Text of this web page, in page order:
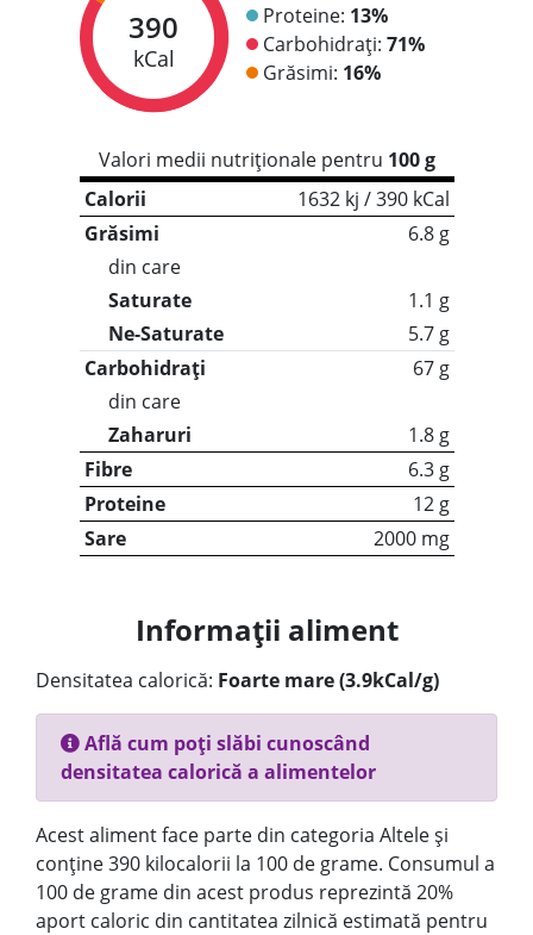
390
kCal
Proteine: 13%
Carbohidrați: 71%
Grăsimi: 16%
Valori medii nutriționale pentru 100 g
Calorii
1632 kj / 390 kCal
Grăsimi
6.8 g
din care
Saturate
1.1 g
Ne-Saturate
5.7 g
Carbohidrați
67 g
din care
Zaharuri
1.8 g
Fibre
6.3 g
Proteine
12 g
Sare
2000 mg
Informații aliment
Densitatea calorică: Foarte mare (3.9kCal/g)
Află cum poți slăbi cunoscând
densitatea calorică a alimentelor
Acest aliment face parte din categoria Altele și
conține 390 kilocalorii la 100 de grame. Consumul a
100 de grame din acest produs reprezintă 20%
aport caloric din cantitatea zilnică estimată pentru